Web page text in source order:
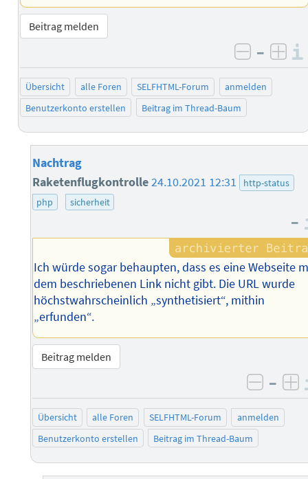
Beitrag melden
negativ
–
Übersicht alle Foren SELFHTML-Forum
anmelden
Benutzerkonto erstellen
Beitrag im Thread-Baum
Nachtrag
Raketenflugkontrolle24.10.2021 12:31
http-status
php
sicherheit
–
Ich würde sogar behaupten, dass es eine Webseite
dem beschriebenen Link nicht gibt. Die URL wurde
höchstwahrscheinlich „synthetisiert“, mithin
„erfunden“.
Beitrag melden
–
Übersicht alle Foren SELFHTML-Forum
anmelden
Benutzerkonto erstellen
Beitrag im Thread-Baum